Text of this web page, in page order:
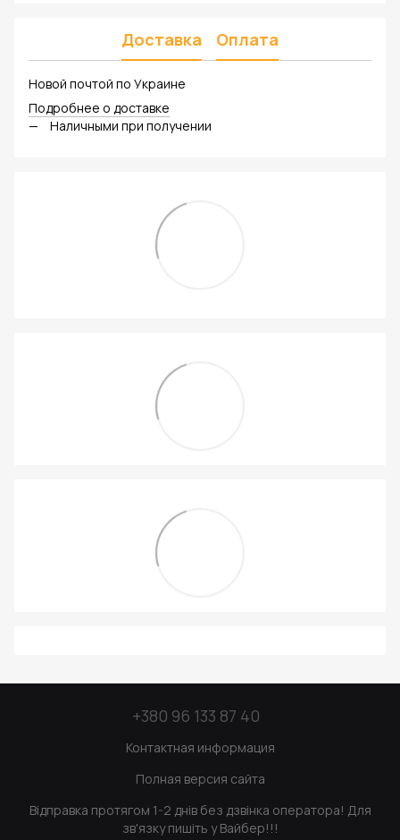
Доставка Оплата
Новой почтой по Украине
Подробнее о доставке
Наличными при получении
+380 96 133 87 40
Контактная информация
Полная версия сайта
Відправка протягом 1-2 днів без дзвінка оператора! Для
зв'язку пишіть у Вайбер!!!